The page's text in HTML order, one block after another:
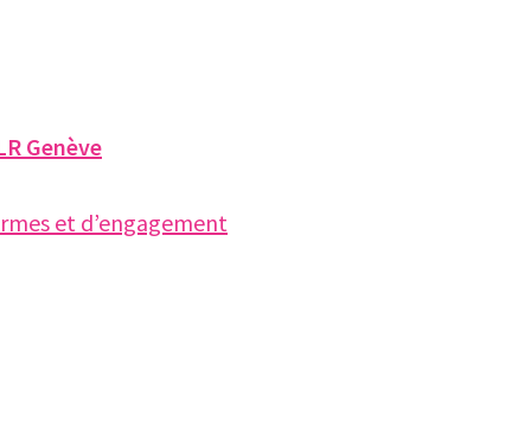
Genève
et d’engagement